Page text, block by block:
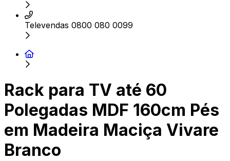
Televendas 0800 080 0099
Rack para TV até 60
Polegadas MDF 160cm Pés
em Madeira Maciça Vivare
Branco